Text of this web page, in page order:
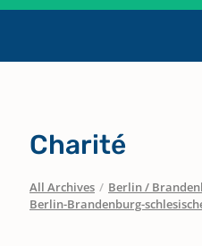
Charité
All Archives / Berlin /
Berlin-Brandenburg-